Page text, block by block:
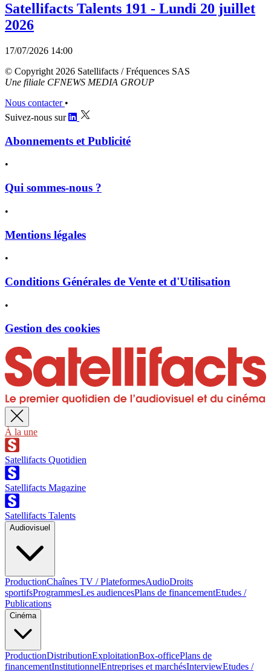
Satellifacts Talents 191 - Lundi 20 juillet
2026
17/07/2026 14:00
© Copyright 2026 Satellifacts / Fréquences SAS
Une filiale CFNEWS MEDIA GROUP
Nous contacter •
Suivez-nous sur
Abonnements et Publicité
•
Qui sommes-nous ?
•
Mentions légales
•
Conditions Générales de Vente et d'Utilisation
•
Gestion des cookies
À la une
Satellifacts Quotidien
Satellifacts Magazine
Satellifacts Talents
Audiovisuel
ProductionChaînes TV / PlateformesAudioDroits
sportifsProgrammesLes audiencesPlans de financementEtudes /
Publications
Cinéma
ProductionDistributionExploitationBox-officePlans de
financementInstitutionnelEntreprises et marchésInterviewEtudes /